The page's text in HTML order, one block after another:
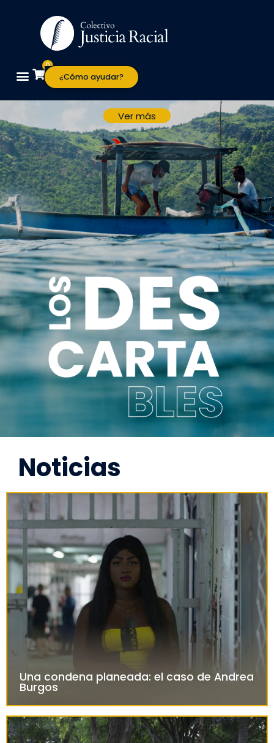
0
¿Cómo ayudar?
Ver más
Noticias
Una condena planeada: el caso de Andrea
Burgos